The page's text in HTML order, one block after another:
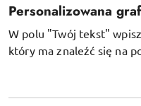
Personalizowana
W polu "Twój tekst"
który ma znaleźć się na